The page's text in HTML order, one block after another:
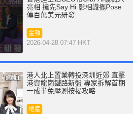
亮相 搶先Say Hi 影相識擺Pose
傳百萬美元研發
金融
2026-04-28 07:47 HKT
港人北上置業轉投深圳近郊 直擊
港資龍崗鐵路新盤 專家拆解首期
一成半免壓測按揭攻略
地產